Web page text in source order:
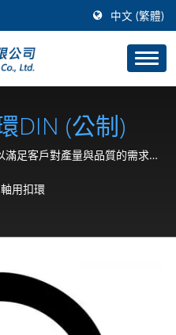
中文 (繁體)
DIN (公制)
足客戶對產量與品質的需求，
軸用扣環